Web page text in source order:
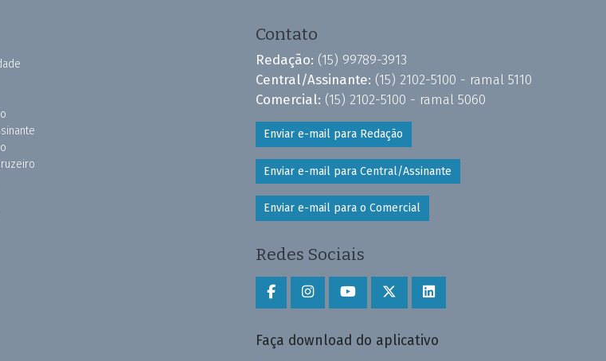
Contato
Redação: (15) 99789-3913
Central/Assinante: (15) 2102-5100 - ramal 5110
Comercial: (15) 2102-5100 - ramal 5060
Enviar e-mail para Redação
Enviar e-mail para Central/Assinante
Enviar e-mail para o Comercial
Redes Sociais
Faça download do aplicativo